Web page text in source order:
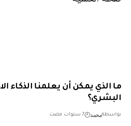
يمكن أن يعلمنا الذكاء
محمد 7 سنوات مضت